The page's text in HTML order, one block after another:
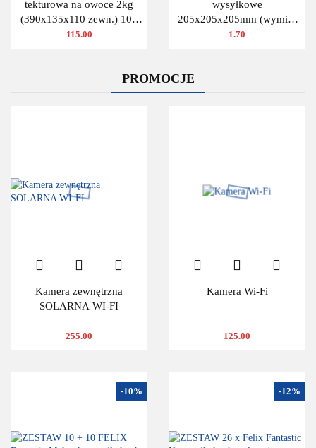
tekturowa na owoce 2kg
(390x135x110 zewn.) 100
szt.
115.00
wysyłkowe
205x205x205mm (wymiar
zewn.) Fala B 480g/m2
1.70
PROMOCJE
Kamera zewnętrzna
SOLARNA WI-FI
255.00
Kamera Wi-Fi
125.00
-10% -12%